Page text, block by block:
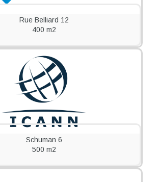
Rue Belliard 12
400 m2
Schuman 6
500 m2